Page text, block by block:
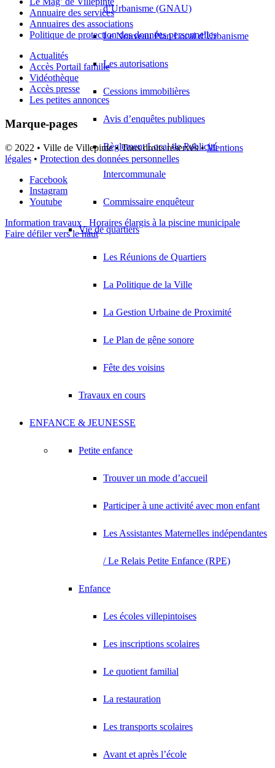
d’Urbanisme (GNAU)
Le Nouveau Plan Local d’Urbanisme
Les autorisations
Cessions immobilières
Avis d’enquêtes publiques
Règlement Local de Publicité
Intercommunale
Commissaire enquêteur
Vie de quartiers
Les Réunions de Quartiers
La Politique de la Ville
La Gestion Urbaine de Proximité
Le Plan de gêne sonore
Fête des voisins
Travaux en cours
ENFANCE & JEUNESSE
Petite enfance
Trouver un mode d’accueil
Participer à une activité avec mon enfant
Les Assistantes Maternelles indépendantes
/ Le Relais Petite Enfance (RPE)
Enfance
Les écoles villepintoises
Les inscriptions scolaires
Le quotient familial
La restauration
Les transports scolaires
Avant et après l’école
Annuaire des services
Annuaires des associations
Politique de protection des données personnelles
Actualités
Accès Portail famille
Vidéothèque
Accès presse
Les petites annonces
Marque-pages
© 2022 • Ville de Villepinte • Tous droits réservés •Mentions
légales • Protection des données personnelles
Facebook
Instagram
Youtube
Information travaux
Horaires élargis à la piscine municipale
Faire défiler vers le haut